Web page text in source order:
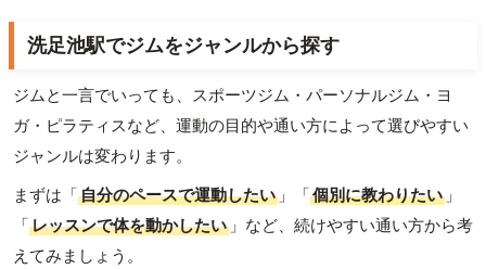
洗足池駅でジムをジャンルから探す
ジムと一言でいっても、スポーツジム・パーソナルジム・ヨ
ガ・ピラティスなど、運動の目的や通い方によって選びやすい
ジャンルは変わります。
まずは「自分のペースで運動したい 」「個別に教わりたい 」
「レッスンで体を動かしたい 」など、続けやすい通い方から考
えてみましょう。